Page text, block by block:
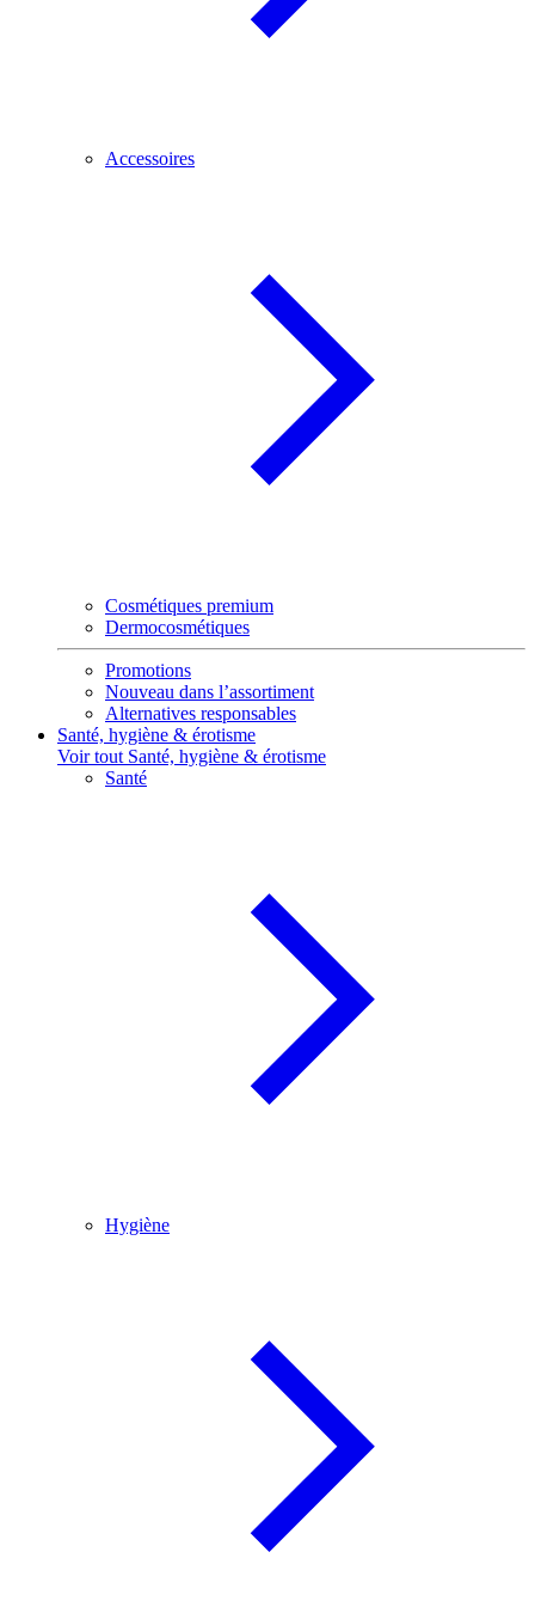
Accessoires
Cosmétiques premium
Dermocosmétiques
Promotions
Nouveau dans l’assortiment
Alternatives responsables
Santé, hygiène & érotisme
Voir tout Santé, hygiène & érotisme
Santé
Hygiène